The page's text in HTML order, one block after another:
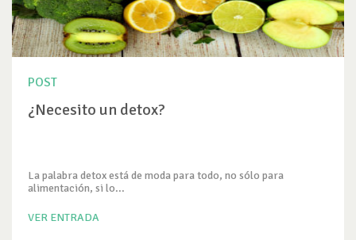
POST
¿Necesito un detox?
La palabra detox está de moda para todo, no sólo para
alimentación, si lo...
VER ENTRADA